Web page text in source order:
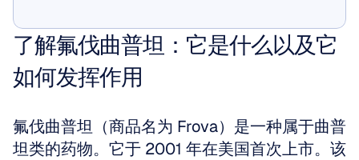
了解氟伐曲普坦：它是什么以及它
如何发挥作用
氟伐曲普坦（商品名为 Frova）是一种属于曲普
坦类的药物。它于 2001 年在美国首次上市。该